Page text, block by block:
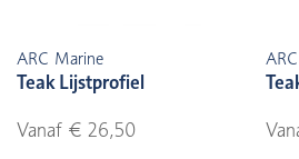
ARC Marine
Teak Lijstprofiel
Vanaf € 26,50